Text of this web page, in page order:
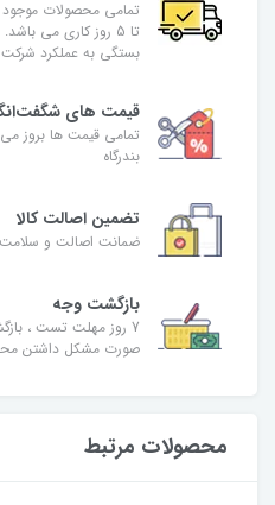
تا 5 روز کاری می
بستگی به عملکرد شرکت
قیمت های
تمامی قیمت ها بروز
بندرگاه
تضمین اصالت کالا
ضمانت اصالت و سلامت
بازگشت وجه
7 روز مهلت تست ،
صورت مشکل داشتن
محصولات مرتبط